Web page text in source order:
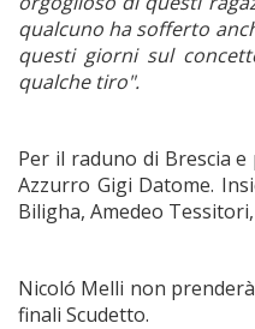
qualcuno ha sofferto
questi giorni sul
qualche tiro".
Per il raduno di Brescia
Azzurro Gigi Datome.
Biligha, Amedeo
Nicoló Melli non
finali Scudetto.